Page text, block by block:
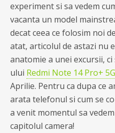
experiment si sa vedem
vacanta un model
decat ceea ce folosim noi
atat, articolul de astazi nu
anatomie a unei excursii,
ului Redmi Note 14 Pro+
Aprilie. Pentru ca dupa ce
arata telefonul si cum se
a venit momentul sa
capitolul camera!